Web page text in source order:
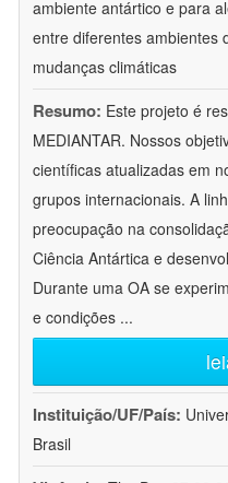
ambiente antártico e para
entre diferentes ambientes
mudanças climáticas
Resumo: Este projeto é
MEDIANTAR. Nossos
científicas atualizadas em
grupos internacionais. A
preocupação na
Ciência Antártica e
Durante uma OA se
e condições ...
Instituição/UF/País:
Brasil